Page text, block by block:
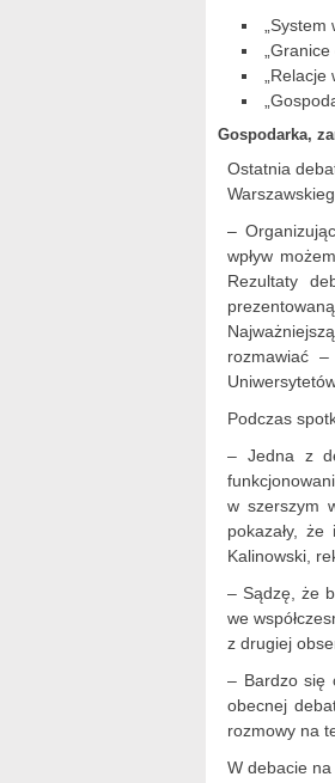
Gospodarka,
Ostatnia
–
wpływ
Rezultaty
rozmawiać
Podczas
– Jedna z
w szerszym
pokazały,
Kalinowski,
– Sądzę, że
we
z drugiej
– Bardzo się
obecnej
rozmowy na
W debacie na